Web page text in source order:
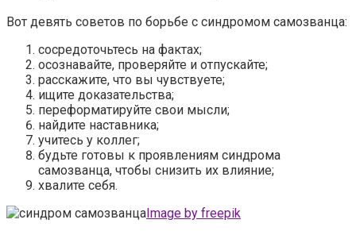
Вот девять советов по борьбе с синдромом самозванца:
сосредоточьтесь на фактах;
осознавайте, проверяйте и отпускайте;
расскажите, что вы чувствуете;
ищите доказательства;
переформатируйте свои мысли;
найдите наставника;
учитесь у коллег;
будьте готовы к проявлениям синдрома
самозванца, чтобы снизить их влияние;
хвалите себя.
Image by freepik